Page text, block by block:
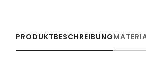
PRODUKTBESCHREIBUNG